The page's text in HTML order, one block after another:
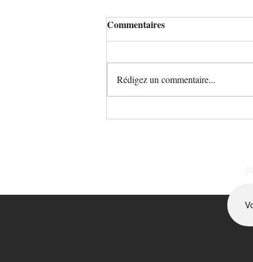
L'étincelle
Commentaires
Rédigez un commentaire...